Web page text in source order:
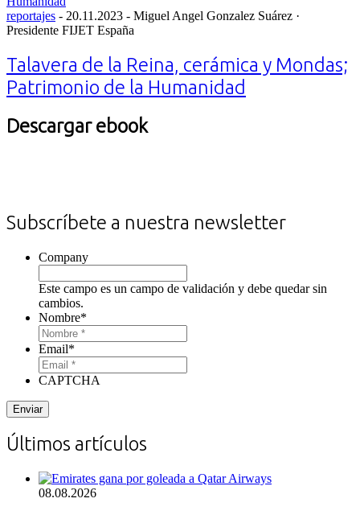
reportajes - Posted
on
20.11.2023 - Miguel Angel Gonzalez Suárez ·
Presidente FIJET España
Talavera de la Reina, cerámica y Mondas;
Patrimonio de la Humanidad
Descargar ebook
Subscríbete a nuestra newsletter
Company
Este campo es un campo de validación y debe quedar sin
cambios.
Nombre*
Email*
CAPTCHA
Últimos artículos
08.08.2026